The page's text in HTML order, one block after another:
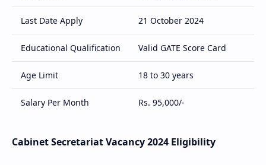
Last Date Apply 21 October 2024
Educational Qualification Valid GATE Score Card
Age Limit 18 to 30 years
Salary Per Month Rs. 95,000/-
Cabinet Secretariat Vacancy 2024 Eligibility